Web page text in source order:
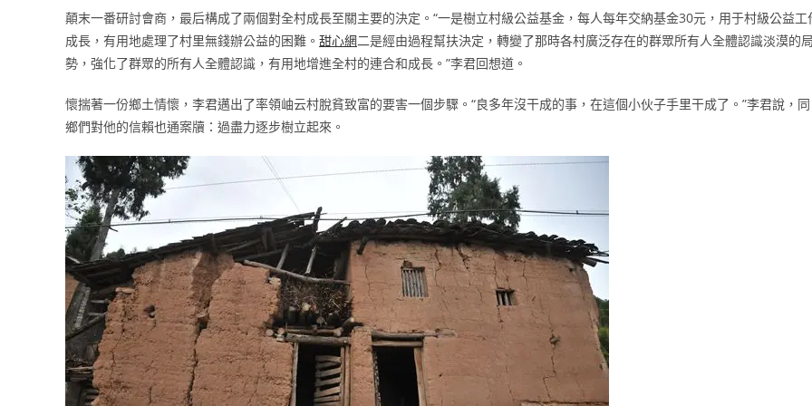
顛末一番研討會商，最后構成了兩個對全村成長至關主要的決定。“一是樹立村級公益基金，每人每年交納基金30元，用于村級公益工
成長，有用地處理了村里無錢辦公益的困難。 甜心網二是經由過程幫扶決定，轉變了那時各村廣泛存在的群眾所有人全體認識淡漠的
勢，強化了群眾的所有人全體認識，有用地增進全村的連合和成長。”李君回想道。
懷揣著一份鄉土情懷，李君邁出了率領岫云村脫貧致富的要害一個步驟。“良多年沒干成的事，在這個小伙子手里干成了。”李君說，同
鄉們對他的信賴也通案牘：過盡力逐步樹立起來。